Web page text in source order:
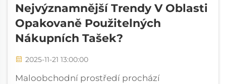
Nejvýznamnější Trendy V Oblasti
Opakovaně Použitelných
Nákupních Tašek?
2025-11-21 13:00:00
Maloobchodní prostředí prochází